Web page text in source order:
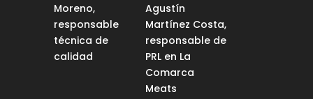
Moreno,
responsable
técnica de
calidad
Agustín
Martínez Costa,
responsable de
PRL en La
Comarca
Meats